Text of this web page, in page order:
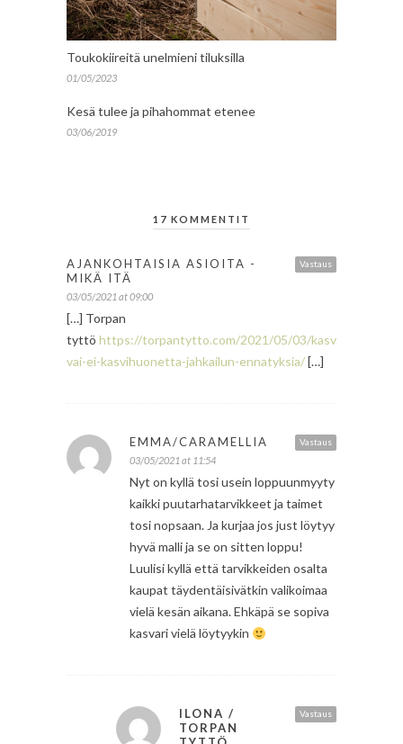
Toukokiireitä unelmieni tiluksilla
01/05/2023
Kesä tulee ja pihahommat etenee
03/06/2019
17 KOMMENTIT
Vastaus
AJANKOHTAISIA ASIOITA -
MIKÄ ITÄ
03/05/2021 at 09:00
[…] Torpan
tyttö https://torpantytto.com/2021/05/03/kasvihuone-
vai-ei-kasvihuonetta-jahkailun-ennatyksia/ […]
Vastaus
EMMA/CARAMELLIA
03/05/2021 at 11:54
Nyt on kyllä tosi usein loppuunmyyty
kaikki puutarhatarvikkeet ja taimet
tosi nopsaan. Ja kurjaa jos just löytyy
hyvä malli ja se on sitten loppu!
Luulisi kyllä että tarvikkeiden osalta
kaupat täydentäisivätkin valikoimaa
vielä kesän aikana. Ehkäpä se sopiva
kasvari vielä löytyykin
Vastaus
ILONA /
TORPAN